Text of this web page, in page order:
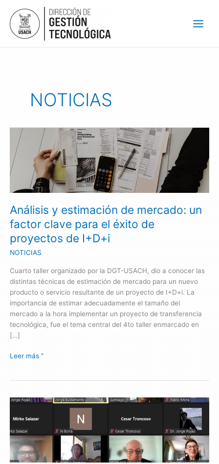
contenido
NOTICIAS
Análisis y estimación de mercado: un
factor clave para el éxito de
proyectos de I+D+i
NOTICIAS
Cuarto taller organizado por la DGT-USACH, dio a conocer las
distintas técnicas de estimación de mercado para un nuevo
producto o servicio resultante de un proyecto de I+D+i. La
importancia de estimar adecuadamente el tamaño del
mercado a la hora implementar un proyecto de transferencia
tecnológica, fue el tema central del 4to taller enmarcado en
[…]
Análisis
estimación
de
mercado:
clave
para
el
éxito
de
de
I+D+i
Leer más ”
Talento,
propiedad
intelectual: